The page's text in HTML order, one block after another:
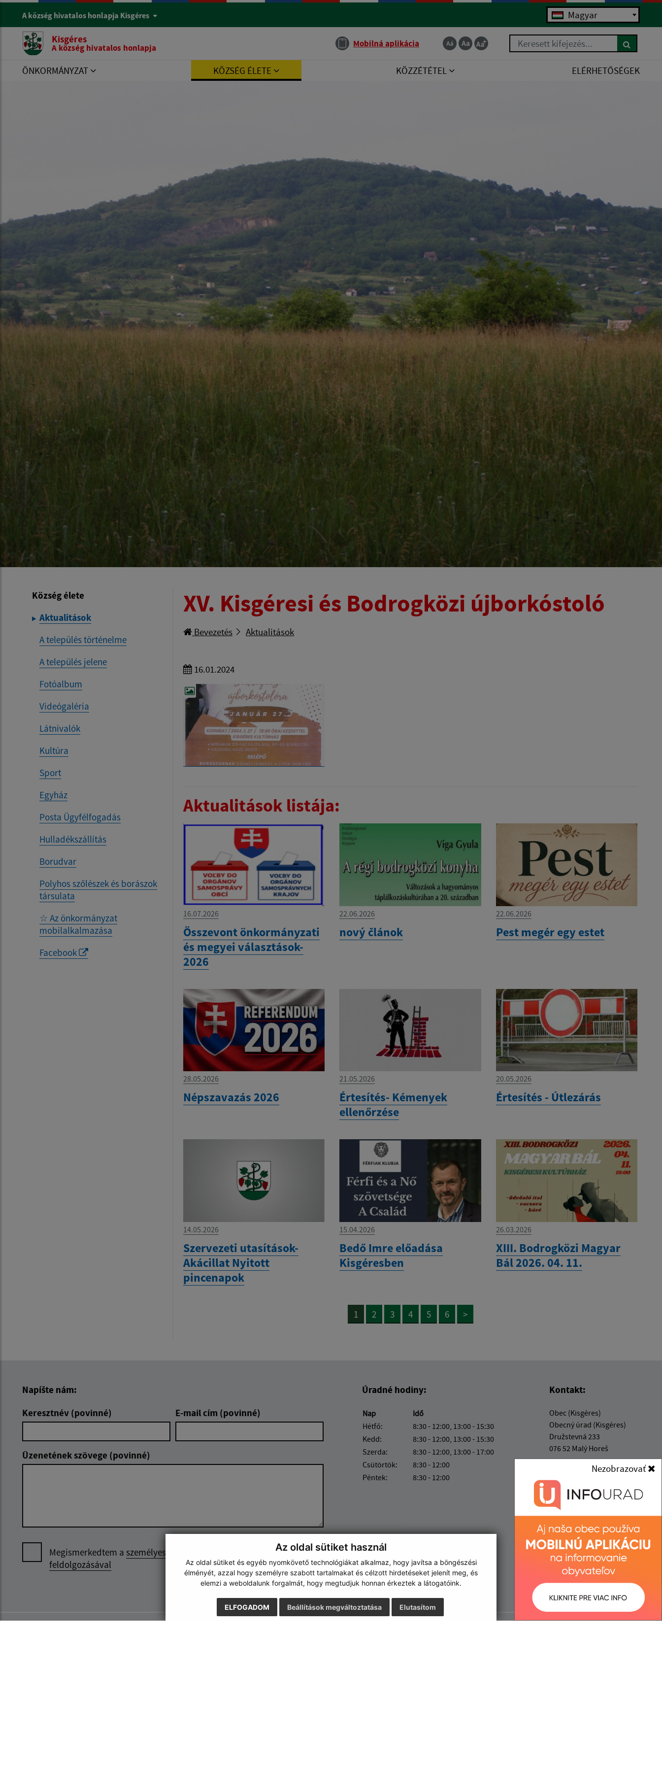
Az oldal sütiket használ
Az oldal sütiket és egyéb nyomkövető technológiákat alkalmaz, hogy javítsa a böngészési
élményét, azzal hogy személyre szabott tartalmakat és célzott hirdetéseket jelenít meg, és
elemzi a weboldalunk forgalmát, hogy megtudjuk honnan érkeztek a látogatóink.
ELFOGADOM Elutasítom
Beállítások megváltoztatása
A község hivatalos honlapja Kisgéres Magyar
Kisgéres
A község hivatalos honlapja Mobilná aplikácia Keresett kifejezés...
ÖNKORMÁNYZAT KÖZSÉG ÉLETE KÖZZÉTÉTEL ELÉRHETŐSÉGEK
Község élete
Aktualitások
A település történelme
A település jelene
Fotóalbum
Videógaléria
Látnivalók
Kultúra
Sport
Egyház
Posta Ügyfélfogadás
Hulladékszállítás
Borudvar
Polyhos szőlészek és borászok
társulata
☆ Az önkormányzat
mobilalkalmazása
Facebook
XV. Kisgéresi és Bodrogközi újborkóstoló
Bevezetés Aktualitások
16.01.2024
Aktualitások listája:
16.07.2026
Összevont önkormányzati
és megyei választások-
2026
22.06.2026
nový článok
22.06.2026
Pest megér egy estet
28.05.2026
Népszavazás 2026
21.05.2026
Értesítés- Kémenyek
ellenőrzése
20.05.2026
Értesítés - Útlezárás
14.05.2026
Szervezeti utasítások-
Akácillat Nyitott
pincenapok
15.04.2026
Bedő Imre előadása
Kisgéresben
26.03.2026
XIII. Bodrogközi Magyar
Bál 2026. 04. 11.
1 2 3 4 5 6 >
Napíšte nám:
Keresztnév (povinné)
E-mail cím (povinné)
Üzenetének szövege (povinné)
Megismerkedtem a személyes adatok
feldolgozásával
Google reCaptcha Response
Üzenet küldése
Úradné hodiny:
Nap
Idő
Hétfő:
8:30 - 12:00, 13:00 - 15:30
Kedd:
8:30 - 12:00, 13:00 - 15:30
Szerda:
8:30 - 12:00, 13:00 - 17:00
Csütörtök:
8:30 - 12:00
Péntek:
8:30 - 12:00
Kontakt:
Obec (Kisgéres)
Obecný úrad (Kisgéres)
Družstevná 233
076 52 Malý Horeš
info@malyhores.sk
+421 56 628 53 70
IČO: 00331724
Nezobrazovať